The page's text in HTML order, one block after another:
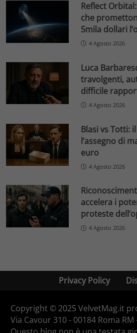
Reflect
che
5mila dollari
4 Agosto 2026
Luca
travolgenti,
difficile
4 Agosto 2026
Blasi vs Totti:
l’assegno di
euro
4 Agosto 2026
accelera i
proteste
4 Agosto 2026
Privacy Policy
Copyright © 2025 VelvetMag.it
Via Cavour 310 - 00184 Roma RM